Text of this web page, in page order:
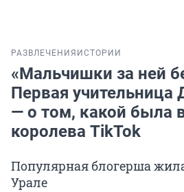
РАЗВЛЕЧЕНИЯ ИСТОРИИ
«Мальчишки за ней
Первая
— о том, какой была
королева TikTok
Популярная блогерша
Урале